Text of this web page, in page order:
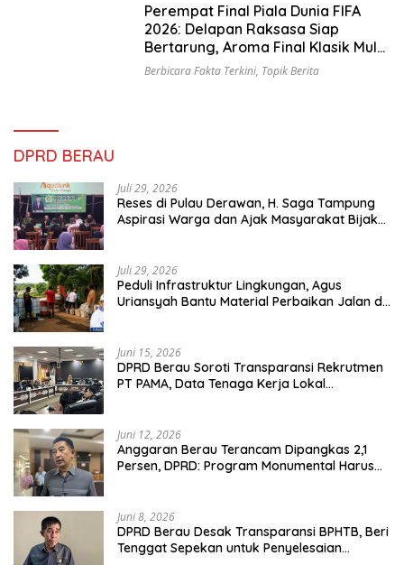
Perempat Final Piala Dunia FIFA
2026: Delapan Raksasa Siap
Bertarung, Aroma Final Klasik Mulai
Tercium
Berbicara Fakta Terkini, Topik Berita
DPRD BERAU
Juli 29, 2026
Reses di Pulau Derawan, H. Saga Tampung
Aspirasi Warga dan Ajak Masyarakat Bijak
Juli 29, 2026
Peduli Infrastruktur Lingkungan, Agus
Uriansyah Bantu Material Perbaikan Jalan di
Juni 15, 2026
DPRD Berau Soroti Transparansi Rekrutmen
PT PAMA, Data Tenaga Kerja Lokal
Juni 12, 2026
Anggaran Berau Terancam Dipangkas 2,1
Persen, DPRD: Program Monumental Harus
Juni 8, 2026
DPRD Berau Desak Transparansi BPHTB, Beri
Tenggat Sepekan untuk Penyelesaian